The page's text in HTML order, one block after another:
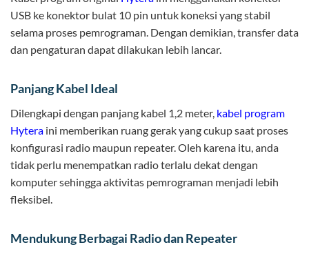
USB ke konektor bulat 10 pin untuk koneksi yang stabil
selama proses pemrograman. Dengan demikian, transfer data
dan pengaturan dapat dilakukan lebih lancar.
Panjang Kabel Ideal
Dilengkapi dengan panjang kabel 1,2 meter, kabel program
Hytera ini memberikan ruang gerak yang cukup saat proses
konfigurasi radio maupun repeater. Oleh karena itu, anda
tidak perlu menempatkan radio terlalu dekat dengan
komputer sehingga aktivitas pemrograman menjadi lebih
fleksibel.
Mendukung Berbagai Radio dan Repeater